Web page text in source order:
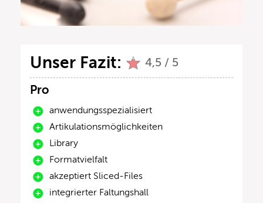
Unser Fazit: 4,5 / 5
Pro
anwendungsspezialisiert
Artikulationsmöglichkeiten
Library
Formatvielfalt
akzeptiert Sliced-Files
integrierter Faltungshall